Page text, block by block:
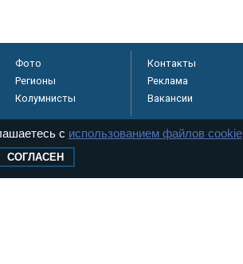
Фото
Регионы
Колумнисты
Контакты
Реклама
Вакансии
с использованием файлов cookie
СОГЛАСЕН